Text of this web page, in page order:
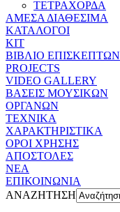
ΤΕΤΡΑΧΟΡΔΑ
ΑΜΕΣΑ ΔΙΑΘΕΣΙΜΑ
ΚΑΤΑΛΟΓΟΙ
ΚΙΤ
ΒΙΒΛΙΟ ΕΠΙΣΚΕΠΤΩΝ
PROJECTS
VIDEO GALLERY
ΒΑΣΕΙΣ ΜΟΥΣΙΚΩΝ
ΟΡΓΑΝΩΝ
ΤΕΧΝΙΚΑ
ΧΑΡΑΚΤΗΡΙΣΤΙΚΑ
ΟΡΟΙ ΧΡΗΣΗΣ
AΠOΣΤΟΛΕΣ
ΝΕΑ
ΕΠΙΚΟΙΝΩΝΙΑ
ΑΝΑΖΗΤΗΣΗ